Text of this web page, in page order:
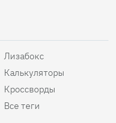
Лизабокс
Калькуляторы
Кроссворды
Все теги